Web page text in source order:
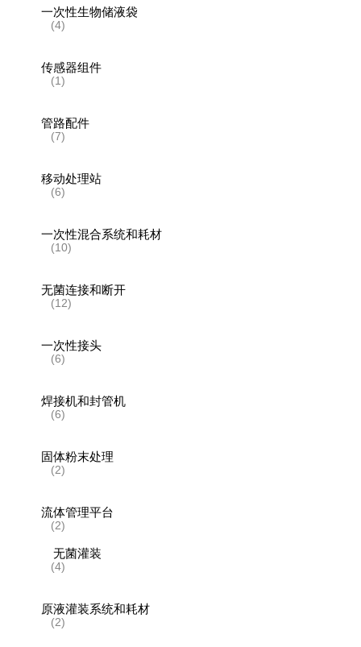
一次性生物储液袋
(4)
传感器组件
(1)
管路配件
(7)
移动处理站
(6)
一次性混合系统和耗材
(10)
无菌连接和断开
(12)
一次性接头
(6)
焊接机和封管机
(6)
固体粉末处理
(2)
流体管理平台
(2)
无菌灌装
(4)
原液灌装系统和耗材
(2)